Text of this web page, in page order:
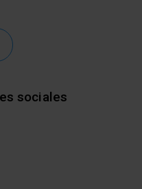
sociales